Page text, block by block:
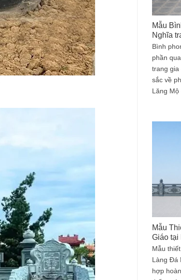
Mẫu
Nghĩa
Bình
phần
trang gia
sắc về
Lăng Mộ
Mẫu
Giáo tại
Mẫu
Làng Đá
hợp